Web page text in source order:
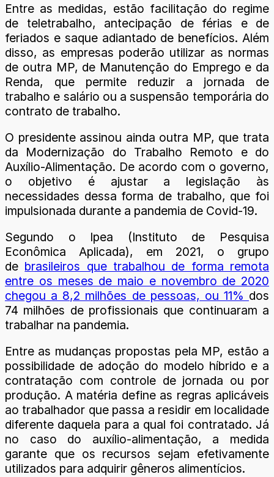
Entre as medidas, estão facilitação do regime
de teletrabalho, antecipação de férias e de
feriados e saque adiantado de benefícios. Além
disso, as empresas poderão utilizar as normas
de outra MP, de Manutenção do Emprego e da
Renda, que permite reduzir a jornada de
trabalho e salário ou a suspensão temporária do
contrato de trabalho.
O presidente assinou ainda outra MP, que trata
da Modernização do Trabalho Remoto e do
Auxílio-Alimentação. De acordo com o governo,
o objetivo é ajustar a legislação às
necessidades dessa forma de trabalho, que foi
impulsionada durante a pandemia de Covid-19.
Segundo o Ipea (Instituto de Pesquisa
Econômica Aplicada), em 2021, o grupo
de brasileiros que trabalhou de forma remota
entre os meses de maio e novembro de 2020
chegou a 8,2 milhões de pessoas, ou 11% dos
74 milhões de profissionais que continuaram a
trabalhar na pandemia.
Entre as mudanças propostas pela MP, estão a
possibilidade de adoção do modelo híbrido e a
contratação com controle de jornada ou por
produção. A matéria define as regras aplicáveis
ao trabalhador que passa a residir em localidade
diferente daquela para a qual foi contratado. Já
no caso do auxílio-alimentação, a medida
garante que os recursos sejam efetivamente
utilizados para adquirir gêneros alimentícios.